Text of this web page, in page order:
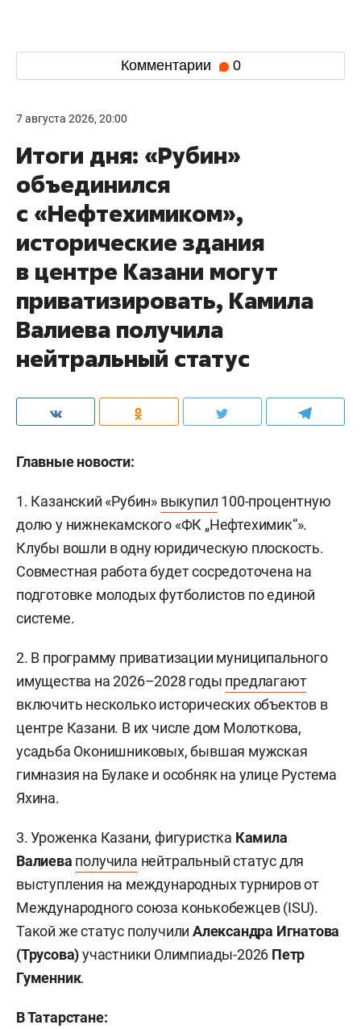
Комментарии 0
7 августа 2026, 20:00
Итоги дня: «Рубин»
объединился
с «Нефтехимиком»,
исторические здания
в центре Казани могут
приватизировать, Камила
Валиева получила
нейтральный статус
Главные новости:
1. Казанский «Рубин» выкупил 100-процентную
долю у нижнекамского «ФК „Нефтехимик“».
Клубы вошли в одну юридическую плоскость.
Совместная работа будет сосредоточена на
подготовке молодых футболистов по единой
системе.
2. В программу приватизации муниципального
имущества на 2026–2028 годы предлагают
включить несколько исторических объектов в
центре Казани. В их числе дом Молоткова,
усадьба Оконишниковых, бывшая мужская
гимназия на Булаке и особняк на улице Рустема
Яхина.
3. Уроженка Казани, фигуристка Камила
Валиева получила нейтральный статус для
выступления на международных турниров от
Международного союза конькобежцев (ISU).
Такой же статус получилиАлександра Игнатова
(Трусова)участники Олимпиады-2026 Петр
Гуменник.
В Татарстане: